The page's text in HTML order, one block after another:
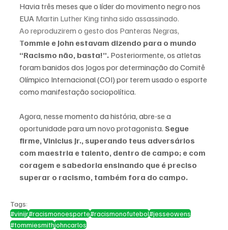
Havia três meses que o líder do movimento negro nos
EUA Martin Luther King tinha sido assassinado.
Ao reproduzirem o gesto dos Panteras Negras,
Tommie e John estavam dizendo para o mundo
“Racismo não, basta!”. Posteriormente, os atletas
foram banidos dos Jogos por determinação do Comitê
Olímpico Internacional (COI) por terem usado o esporte
como manifestação sociopolítica.
Agora, nesse momento da história, abre-se a
oportunidade para um novo protagonista. Segue
firme, Vinicius Jr., superando teus adversários
com maestria e talento, dentro de campo; e com
coragem e sabedoria ensinando que é preciso
superar o racismo, também fora do campo.
Tags:
#vinijr#racismonoesporte#racismonofutebol#jesseowens
#tommiesmithjohncarlos